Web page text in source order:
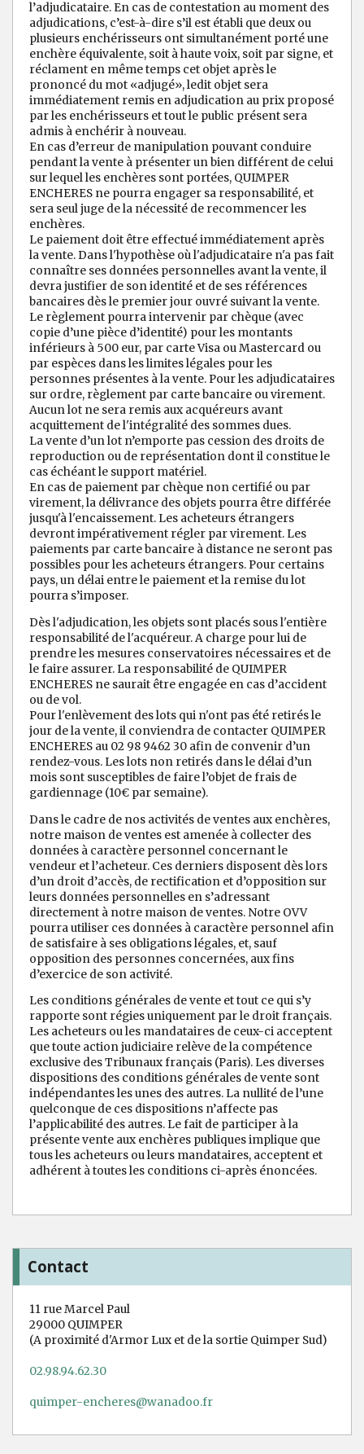
l’adjudicataire. En cas de contestation au moment des
adjudications, c’est-à-dire s’il est établi que deux ou
plusieurs enchérisseurs ont simultanément porté une
enchère équivalente, soit à haute voix, soit par signe, et
réclament en même temps cet objet après le
prononcé du mot «adjugé», ledit objet sera
immédiatement remis en adjudication au prix proposé
par les enchérisseurs et tout le public présent sera
admis à enchérir à nouveau.
En cas d’erreur de manipulation pouvant conduire
pendant la vente à présenter un bien différent de celui
sur lequel les enchères sont portées, QUIMPER
ENCHERES ne pourra engager sa responsabilité, et
sera seul juge de la nécessité de recommencer les
enchères.
Le paiement doit être effectué immédiatement après
la vente. Dans l'hypothèse où l'adjudicataire n'a pas fait
connaître ses données personnelles avant la vente, il
devra justifier de son identité et de ses références
bancaires dès le premier jour ouvré suivant la vente.
Le règlement pourra intervenir par chèque (avec
copie d’une pièce d’identité) pour les montants
inférieurs à 500 eur, par carte Visa ou Mastercard ou
par espèces dans les limites légales pour les
personnes présentes à la vente. Pour les adjudicataires
sur ordre, règlement par carte bancaire ou virement.
Aucun lot ne sera remis aux acquéreurs avant
acquittement de l'intégralité des sommes dues.
La vente d’un lot n’emporte pas cession des droits de
reproduction ou de représentation dont il constitue le
cas échéant le support matériel.
En cas de paiement par chèque non certifié ou par
virement, la délivrance des objets pourra être différée
jusqu'à l'encaissement. Les acheteurs étrangers
devront impérativement régler par virement. Les
paiements par carte bancaire à distance ne seront pas
possibles pour les acheteurs étrangers. Pour certains
pays, un délai entre le paiement et la remise du lot
pourra s’imposer.
Dès l'adjudication, les objets sont placés sous l'entière
responsabilité de l'acquéreur. A charge pour lui de
prendre les mesures conservatoires nécessaires et de
le faire assurer. La responsabilité de QUIMPER
ENCHERES ne saurait être engagée en cas d’accident
ou de vol.
Pour l'enlèvement des lots qui n'ont pas été retirés le
jour de la vente, il conviendra de contacter QUIMPER
ENCHERES au 02 98 9462 30 afin de convenir d’un
rendez-vous. Les lots non retirés dans le délai d’un
mois sont susceptibles de faire l’objet de frais de
gardiennage (10€ par semaine).
Dans le cadre de nos activités de ventes aux enchères,
notre maison de ventes est amenée à collecter des
données à caractère personnel concernant le
vendeur et l’acheteur. Ces derniers disposent dès lors
d’un droit d’accès, de rectification et d’opposition sur
leurs données personnelles en s’adressant
directement à notre maison de ventes. Notre OVV
pourra utiliser ces données à caractère personnel afin
de satisfaire à ses obligations légales, et, sauf
opposition des personnes concernées, aux fins
d’exercice de son activité.
Les conditions générales de vente et tout ce qui s’y
rapporte sont régies uniquement par le droit français.
Les acheteurs ou les mandataires de ceux-ci acceptent
que toute action judiciaire relève de la compétence
exclusive des Tribunaux français (Paris). Les diverses
dispositions des conditions générales de vente sont
indépendantes les unes des autres. La nullité de l’une
quelconque de ces dispositions n’affecte pas
l’applicabilité des autres. Le fait de participer à la
présente vente aux enchères publiques implique que
tous les acheteurs ou leurs mandataires, acceptent et
adhérent à toutes les conditions ci-après énoncées.
Contact
11 rue Marcel Paul
29000 QUIMPER
(A proximité d'Armor Lux et de la sortie Quimper Sud)
02.98.94.62.30
quimper-encheres@wanadoo.fr